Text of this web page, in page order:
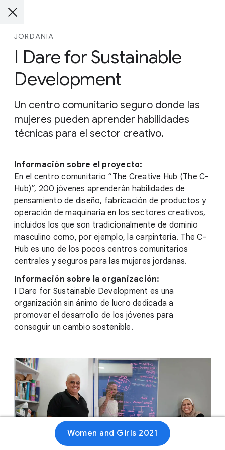
JORDANIA
I Dare for Sustainable
Development
Un centro comunitario seguro donde las
mujeres pueden aprender habilidades
técnicas para el sector creativo.
Información sobre el proyecto:
En el centro comunitario “The Creative Hub (The C-
Hub)”, 200 jóvenes aprenderán habilidades de
pensamiento de diseño, fabricación de productos y
operación de maquinaria en los sectores creativos,
incluidos los que son tradicionalmente de dominio
masculino como, por ejemplo, la carpintería. The C-
Hub es uno de los pocos centros comunitarios
centrales y seguros para las mujeres jordanas.
Información sobre la organización:
I Dare for Sustainable Development es una
organización sin ánimo de lucro dedicada a
promover el desarrollo de los jóvenes para
conseguir un cambio sostenible.
Women and Girls 2021